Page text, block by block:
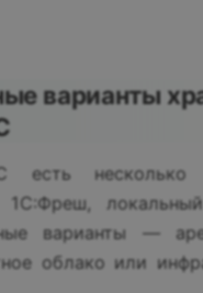
варианты
несколько
1С:Фреш,
варианты —
облако или